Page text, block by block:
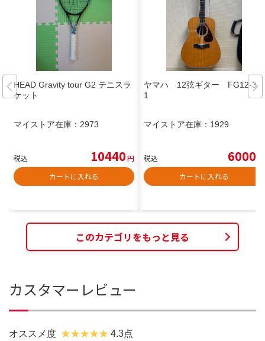
HEAD Gravity tour G2 テニスラ
ケット
マイストア在庫： 2973
税込 10440円
カートに入れる
ヤマハ 12弦ギター FG12-30
1
マイストア在庫： 1929
税込 6000
カートに入れる
このカテゴリをもっと見る
カスタマーレビュー
オススメ度 4.3点